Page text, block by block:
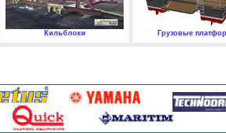
Кильблоки Грузовые